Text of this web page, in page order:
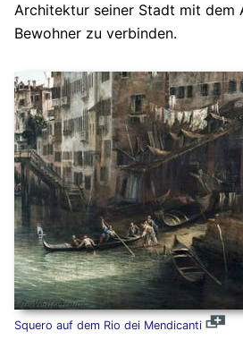
Architektur seiner Stadt mit dem
Bewohner zu verbinden.
Squero auf dem Rio dei Mendicanti